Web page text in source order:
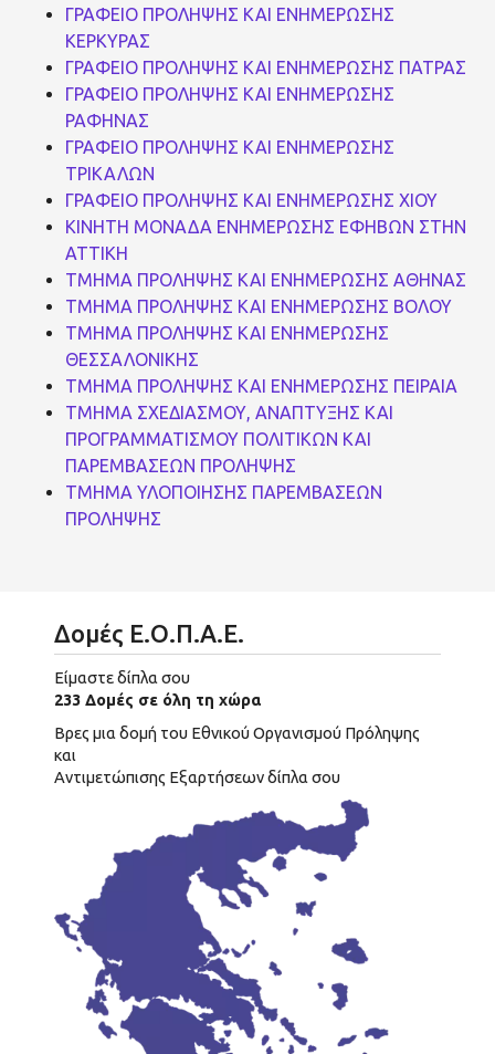
ΓΡΑΦΕΙΟ ΠΡΟΛΗΨΗΣ ΚΑΙ ΕΝΗΜΕΡΩΣΗΣ
ΚΕΡΚΥΡΑΣ
ΓΡΑΦΕΙΟ ΠΡΟΛΗΨΗΣ ΚΑΙ ΕΝΗΜΕΡΩΣΗΣ ΠΑΤΡΑΣ
ΓΡΑΦΕΙΟ ΠΡΟΛΗΨΗΣ ΚΑΙ ΕΝΗΜΕΡΩΣΗΣ
ΡΑΦΗΝΑΣ
ΓΡΑΦΕΙΟ ΠΡΟΛΗΨΗΣ ΚΑΙ ΕΝΗΜΕΡΩΣΗΣ
ΤΡΙΚΑΛΩΝ
ΓΡΑΦΕΙΟ ΠΡΟΛΗΨΗΣ ΚΑΙ ΕΝΗΜΕΡΩΣΗΣ ΧΙΟΥ
ΚΙΝΗΤΗ ΜΟΝΑΔΑ ΕΝΗΜΕΡΩΣΗΣ ΕΦΗΒΩΝ ΣΤΗΝ
ΑΤΤΙΚΗ
ΤΜΗΜΑ ΠΡΟΛΗΨΗΣ ΚΑΙ ΕΝΗΜΕΡΩΣΗΣ ΑΘΗΝΑΣ
ΤΜΗΜΑ ΠΡΟΛΗΨΗΣ ΚΑΙ ΕΝΗΜΕΡΩΣΗΣ ΒΟΛΟΥ
ΤΜΗΜΑ ΠΡΟΛΗΨΗΣ ΚΑΙ ΕΝΗΜΕΡΩΣΗΣ
ΘΕΣΣΑΛΟΝΙΚΗΣ
ΤΜΗΜΑ ΠΡΟΛΗΨΗΣ ΚΑΙ ΕΝΗΜΕΡΩΣΗΣ ΠΕΙΡΑΙΑ
ΤΜΗΜΑ ΣΧΕΔΙΑΣΜΟΥ, ΑΝΑΠΤΥΞΗΣ ΚΑΙ
ΠΡΟΓΡΑΜΜΑΤΙΣΜΟΥ ΠΟΛΙΤΙΚΩΝ ΚΑΙ
ΠΑΡΕΜΒΑΣΕΩΝ ΠΡΟΛΗΨΗΣ
ΤΜΗΜΑ ΥΛΟΠΟΙΗΣΗΣ ΠΑΡΕΜΒΑΣΕΩΝ
ΠΡΟΛΗΨΗΣ
Δομές Ε.Ο.Π.Α.Ε.
Είμαστε δίπλα σου
233 Δομές σε όλη τη χώρα
Βρες μια δομή του Εθνικού Οργανισμού Πρόληψης
και
Αντιμετώπισης Εξαρτήσεων δίπλα σου